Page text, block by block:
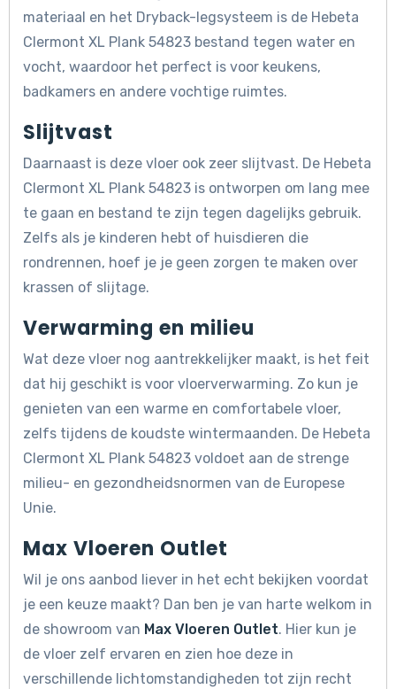
materiaal en het Dryback-legsysteem is de Hebeta
Clermont XL Plank 54823 bestand tegen water en
vocht, waardoor het perfect is voor keukens,
badkamers en andere vochtige ruimtes.
Slijtvast
Daarnaast is deze vloer ook zeer slijtvast. De Hebeta
Clermont XL Plank 54823 is ontworpen om lang mee
te gaan en bestand te zijn tegen dagelijks gebruik.
Zelfs als je kinderen hebt of huisdieren die
rondrennen, hoef je je geen zorgen te maken over
krassen of slijtage.
Verwarming en milieu
Wat deze vloer nog aantrekkelijker maakt, is het feit
dat hij geschikt is voor vloerverwarming. Zo kun je
genieten van een warme en comfortabele vloer,
zelfs tijdens de koudste wintermaanden. De Hebeta
Clermont XL Plank 54823 voldoet aan de strenge
milieu- en gezondheidsnormen van de Europese
Unie.
Max Vloeren Outlet
Wil je ons aanbod liever in het echt bekijken voordat
je een keuze maakt? Dan ben je van harte welkom in
de showroom van Max Vloeren Outlet. Hier kun je
de vloer zelf ervaren en zien hoe deze in
verschillende lichtomstandigheden tot zijn recht